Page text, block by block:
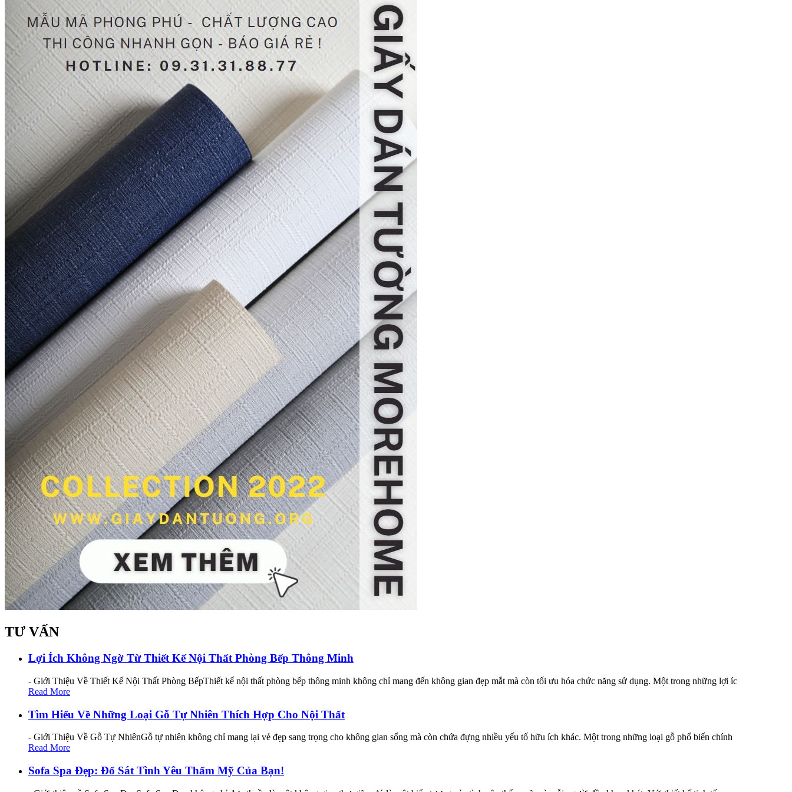
TƯ VẤN
Lợi Ích Không Ngờ Từ Thiết Kế Nội Thất Phòng Bếp Thông Minh
- Giới Thiệu Về Thiết Kế Nội Thất Phòng BếpThiết kế nội thất phòng bếp thông minh không chỉ mang đến không gian đẹp mắt mà còn tối ưu hóa chức năng sử dụng. Một trong những lợi íc
Read More
Tìm Hiểu Về Những Loại Gỗ Tự Nhiên Thích Hợp Cho Nội Thất
- Giới Thiệu Về Gỗ Tự NhiênGỗ tự nhiên không chỉ mang lại vẻ đẹp sang trọng cho không gian sống mà còn chứa đựng nhiều yếu tố hữu ích khác. Một trong những loại gỗ phổ biến chính
Read More
Sofa Spa Đẹp: Đổ Sát Tình Yêu Thẩm Mỹ Của Bạn!